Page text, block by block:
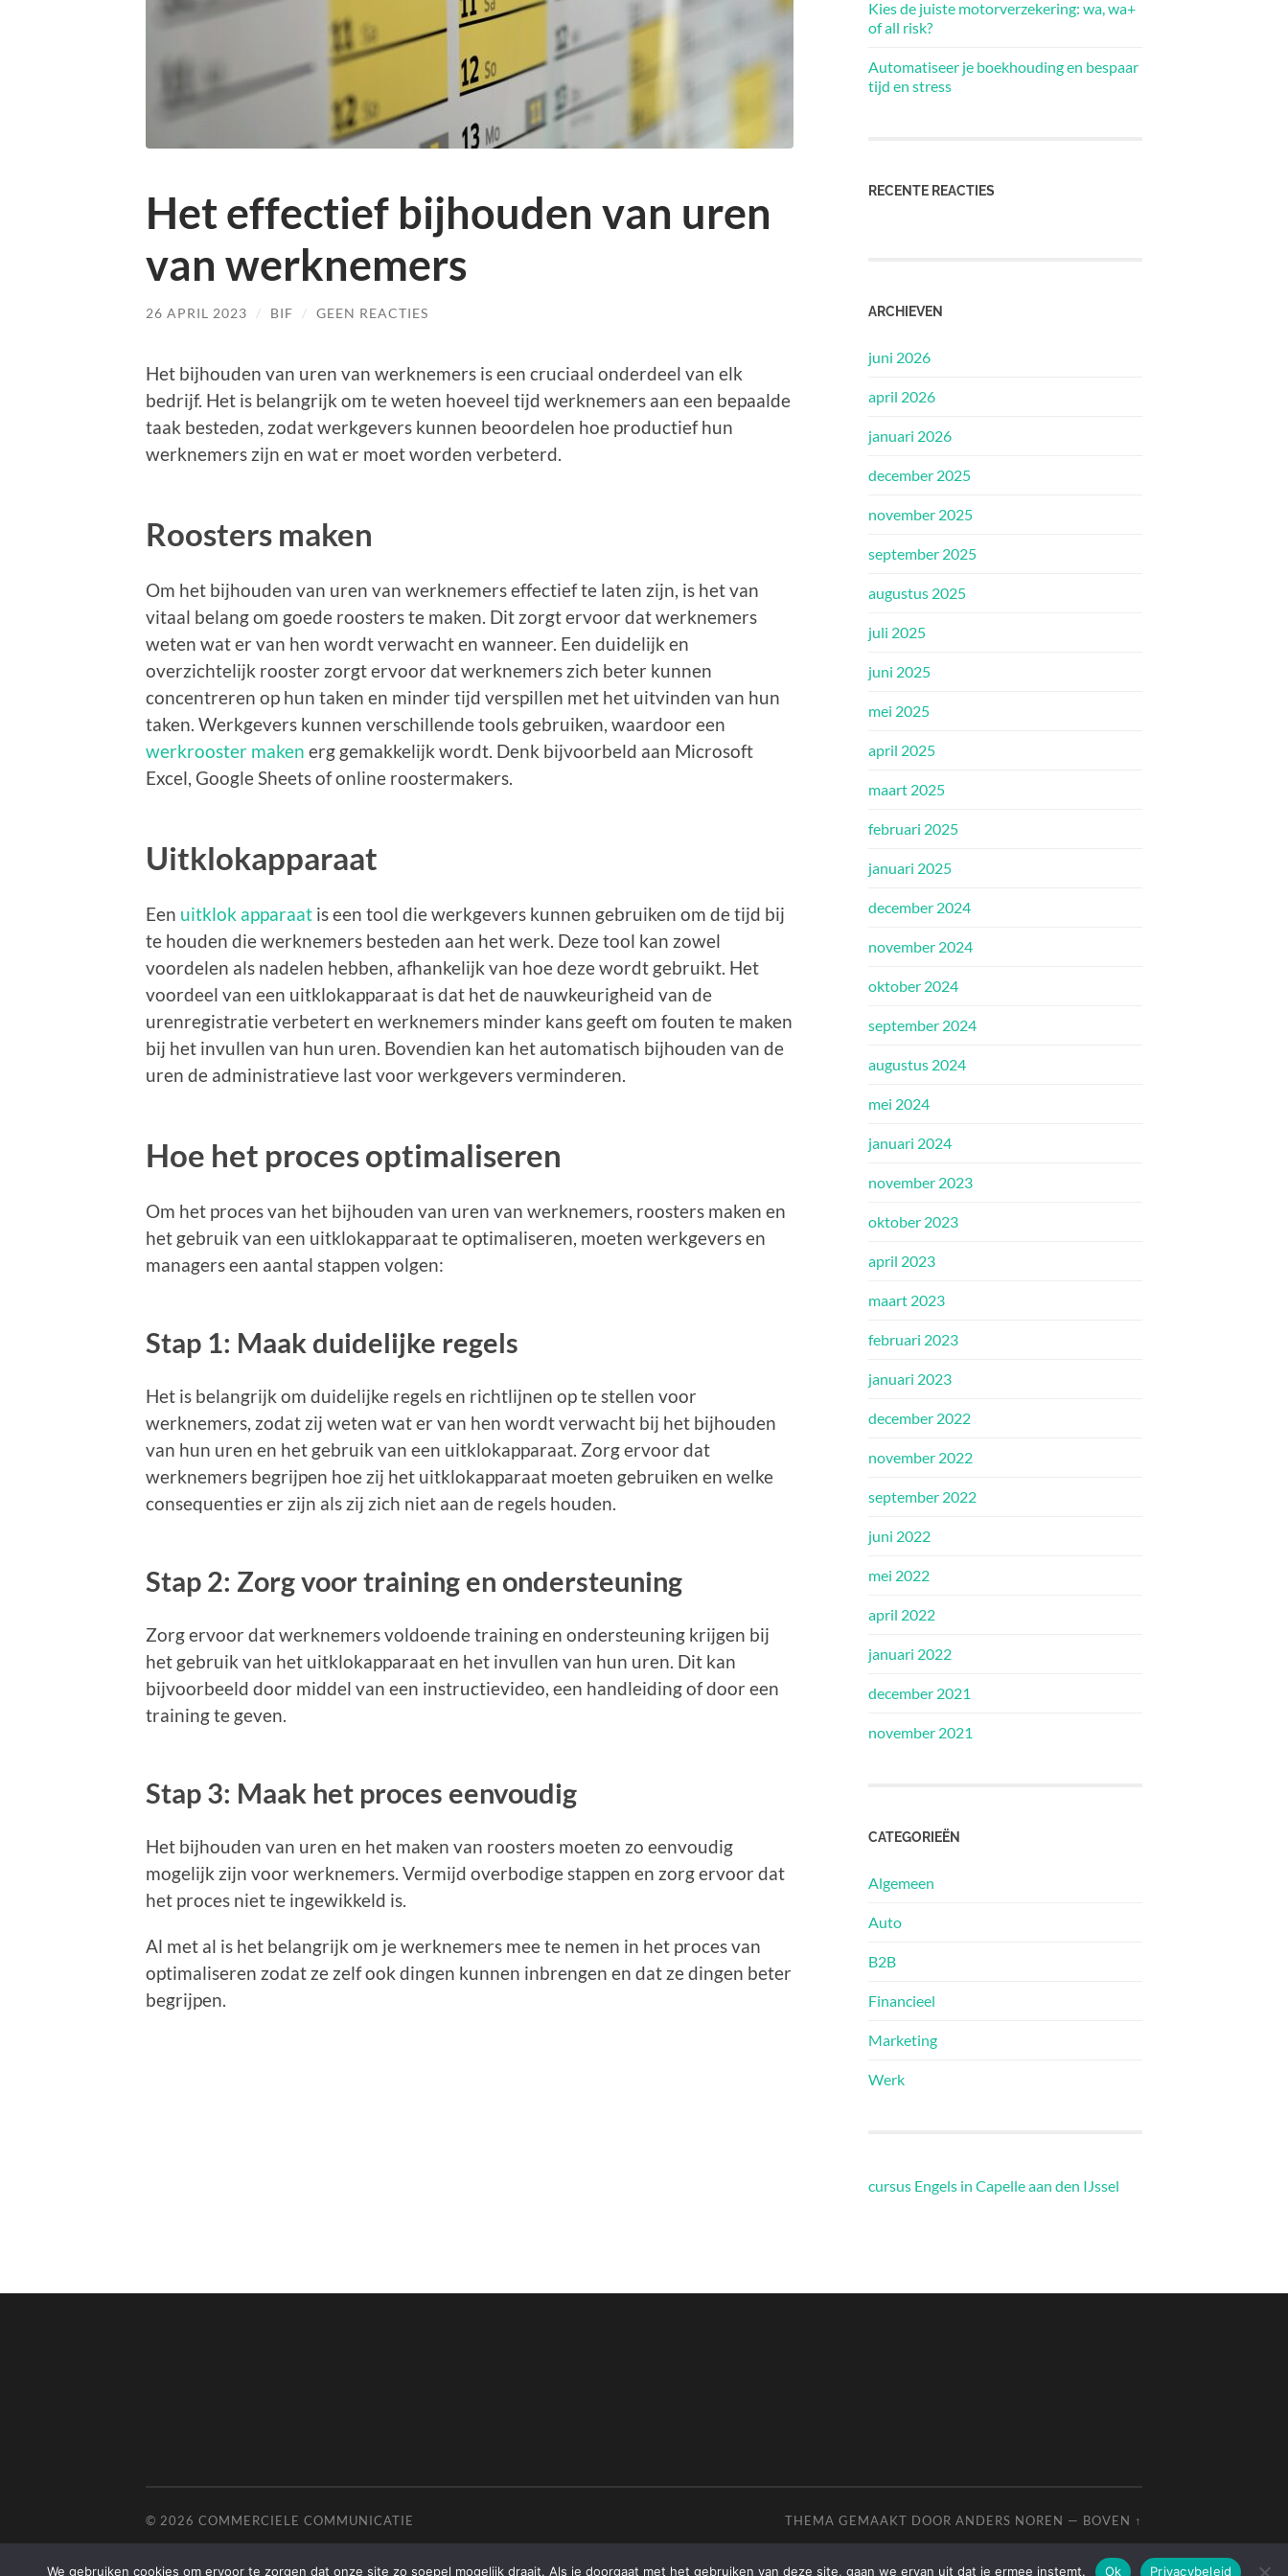
Het effectief bijhouden van uren
van werknemers
26 APRIL 2023 / BIF / GEEN REACTIES
Het bijhouden van uren van werknemers is een cruciaal onderdeel van elk
bedrijf. Het is belangrijk om te weten hoeveel tijd werknemers aan een bepaalde
taak besteden, zodat werkgevers kunnen beoordelen hoe productief hun
werknemers zijn en wat er moet worden verbeterd.
Roosters maken
Om het bijhouden van uren van werknemers effectief te laten zijn, is het van
vitaal belang om goede roosters te maken. Dit zorgt ervoor dat werknemers
weten wat er van hen wordt verwacht en wanneer. Een duidelijk en
overzichtelijk rooster zorgt ervoor dat werknemers zich beter kunnen
concentreren op hun taken en minder tijd verspillen met het uitvinden van hun
taken. Werkgevers kunnen verschillende tools gebruiken, waardoor een
werkrooster maken erg gemakkelijk wordt. Denk bijvoorbeld aan Microsoft
Excel, Google Sheets of online roostermakers.
Uitklokapparaat
Een uitklok apparaat is een tool die werkgevers kunnen gebruiken om de tijd bij
te houden die werknemers besteden aan het werk. Deze tool kan zowel
voordelen als nadelen hebben, afhankelijk van hoe deze wordt gebruikt. Het
voordeel van een uitklokapparaat is dat het de nauwkeurigheid van de
urenregistratie verbetert en werknemers minder kans geeft om fouten te maken
bij het invullen van hun uren. Bovendien kan het automatisch bijhouden van de
uren de administratieve last voor werkgevers verminderen.
Hoe het proces optimaliseren
Om het proces van het bijhouden van uren van werknemers, roosters maken en
het gebruik van een uitklokapparaat te optimaliseren, moeten werkgevers en
managers een aantal stappen volgen:
Stap 1: Maak duidelijke regels
Het is belangrijk om duidelijke regels en richtlijnen op te stellen voor
werknemers, zodat zij weten wat er van hen wordt verwacht bij het bijhouden
van hun uren en het gebruik van een uitklokapparaat. Zorg ervoor dat
werknemers begrijpen hoe zij het uitklokapparaat moeten gebruiken en welke
consequenties er zijn als zij zich niet aan de regels houden.
Stap 2: Zorg voor training en ondersteuning
Zorg ervoor dat werknemers voldoende training en ondersteuning krijgen bij
het gebruik van het uitklokapparaat en het invullen van hun uren. Dit kan
bijvoorbeeld door middel van een instructievideo, een handleiding of door een
training te geven.
Stap 3: Maak het proces eenvoudig
Het bijhouden van uren en het maken van roosters moeten zo eenvoudig
mogelijk zijn voor werknemers. Vermijd overbodige stappen en zorg ervoor dat
het proces niet te ingewikkeld is.
Al met al is het belangrijk om je werknemers mee te nemen in het proces van
optimaliseren zodat ze zelf ook dingen kunnen inbrengen en dat ze dingen beter
begrijpen.
Kies de juiste motorverzekering: wa, wa+
of all risk?
Automatiseer je boekhouding en bespaar
tijd en stress
RECENTE REACTIES
ARCHIEVEN
juni 2026
april 2026
januari 2026
december 2025
november 2025
september 2025
augustus 2025
juli 2025
juni 2025
mei 2025
april 2025
maart 2025
februari 2025
januari 2025
december 2024
november 2024
oktober 2024
september 2024
augustus 2024
mei 2024
januari 2024
november 2023
oktober 2023
april 2023
maart 2023
februari 2023
januari 2023
december 2022
november 2022
september 2022
juni 2022
mei 2022
april 2022
januari 2022
december 2021
november 2021
CATEGORIEËN
Algemeen
Auto
B2B
Financieel
Marketing
Werk
cursus Engels in Capelle aan den IJssel
© 2026 COMMERCIELE COMMUNICATIE THEMA GEMAAKT DOOR ANDERS NOREN — BOVEN ↑
We gebruiken cookies om ervoor te zorgen dat onze site zo soepel mogelijk draait. Als je doorgaat met het gebruiken van deze site, gaan we ervan uit dat je ermee instemt. Ok Privacybeleid